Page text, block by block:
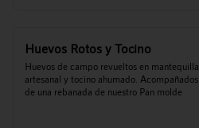
Huevos Rotos y Tocino
Huevos de campo revueltos en mantequilla
artesanal y tocino ahumado. Acompañados
de una rebanada de nuestro Pan molde